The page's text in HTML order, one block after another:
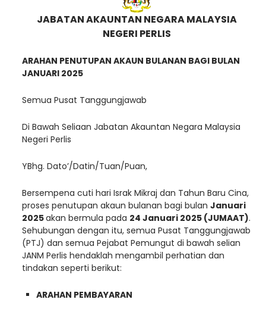
JABATAN AKAUNTAN NEGARA MALAYSIA
NEGERI PERLIS
ARAHAN PENUTUPAN AKAUN BULANAN BAGI BULAN
JANUARI 2025
Semua Pusat Tanggungjawab
Di Bawah Seliaan Jabatan Akauntan Negara Malaysia
Negeri Perlis
YBhg. Dato’/Datin/Tuan/Puan,
Bersempena cuti hari Israk Mikraj dan Tahun Baru Cina,
proses penutupan akaun bulanan bagi bulan Januari
2025akan bermula pada 24 Januari 2025 (JUMAAT).
Sehubungan dengan itu, semua Pusat Tanggungjawab
(PTJ) dan semua Pejabat Pemungut di bawah selian
JANM Perlis hendaklah mengambil perhatian dan
tindakan seperti berikut:
ARAHAN PEMBAYARAN